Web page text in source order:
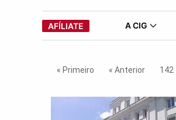
AFÍLIATE A CIG
« Primeiro « Anterior 142